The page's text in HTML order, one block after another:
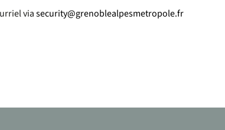
viasecurity@grenoblealpesmetropole.fr